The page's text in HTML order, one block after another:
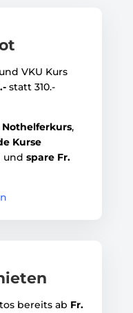
VKU Kurs
statt 310.-
,
Kurse
und spare Fr.
bereits ab Fr.